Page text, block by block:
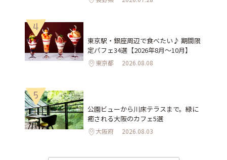
4
東京駅・銀座周辺で食べたい♪ 期間限
定パフェ34選【2026年8月～10月】
東京都 2026.08.08
5
公園ビューから川床テラスまで。緑に
癒される大阪のカフェ5選
大阪府 2026.08.03